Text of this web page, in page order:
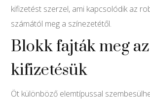
kifizetést szerzel, ami kapcsolódik az
számától meg a színezetétől.
Blokk fajták meg az
kifizetésük
Öt különböző elemtípussal